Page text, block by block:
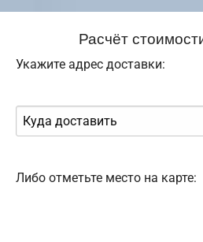
Расчёт
Укажите адрес доставки:
Либо отметьте место на карте: